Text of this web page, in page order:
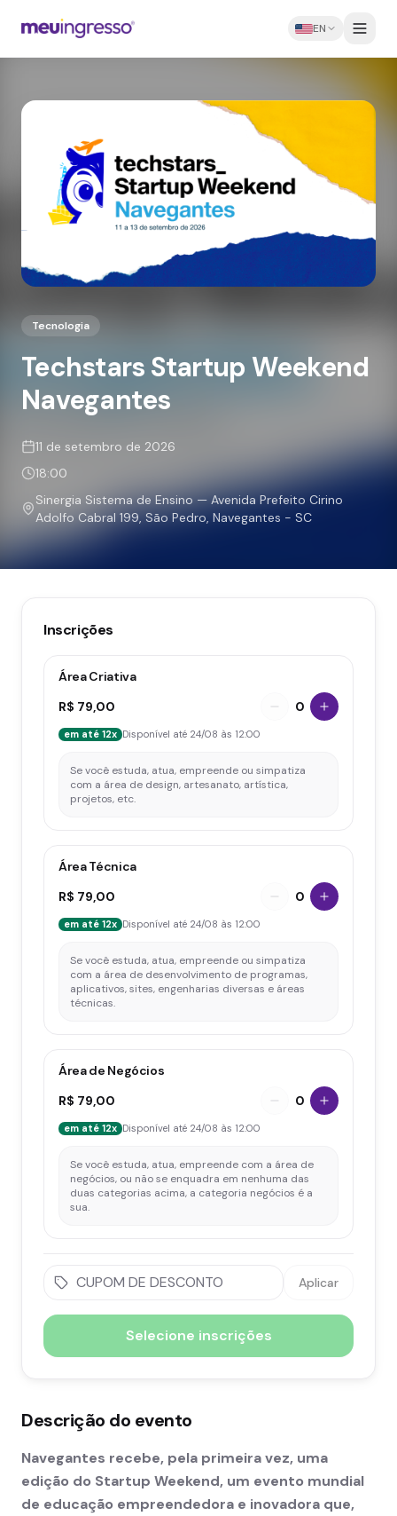
EN
Tecnologia
Techstars Startup Weekend
Navegantes
11 de setembro de 2026
18:00
Sinergia Sistema de Ensino — Avenida Prefeito Cirino
Adolfo Cabral 199, São Pedro, Navegantes - SC
Inscrições
Área Criativa
R$ 79,00
0
em até 12x Disponível até 24/08 às 12:00
Se você estuda, atua, empreende ou simpatiza
com a área de design, artesanato, artística,
projetos, etc.
Área Técnica
R$ 79,00
0
em até 12x Disponível até 24/08 às 12:00
Se você estuda, atua, empreende ou simpatiza
com a área de desenvolvimento de programas,
aplicativos, sites, engenharias diversas e áreas
técnicas.
Área de Negócios
R$ 79,00
0
em até 12x Disponível até 24/08 às 12:00
Se você estuda, atua, empreende com a área de
negócios, ou não se enquadra em nenhuma das
duas categorias acima, a categoria negócios é a
sua.
Aplicar
Selecione inscrições
Descrição do evento
Navegantes recebe, pela primeira vez, uma
edição do Startup Weekend, um evento mundial
de educação empreendedora e inovadora que,